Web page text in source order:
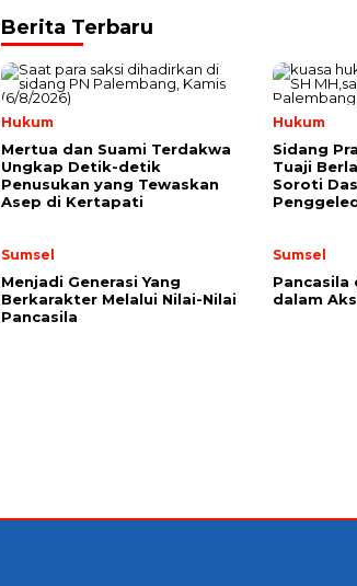
Berita Terbaru
Hukum
Mertua dan Suami Terdakwa
Ungkap Detik-detik
Penusukan yang Tewaskan
Asep di Kertapati
Hukum
Sidang
Tuaji
Soroti
Sumsel
Menjadi Generasi Yang
Berkarakter Melalui Nilai-Nilai
Pancasila
Sumsel
Pancasila
dalam